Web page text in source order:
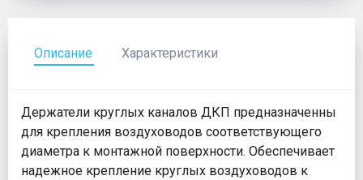
Описание Характеристики
Держатели круглых каналов ДКП предназначенны
для крепления воздуховодов соответствующего
диаметра к монтажной поверхности. Обеспечивает
надежное крепление круглых воздуховодов к